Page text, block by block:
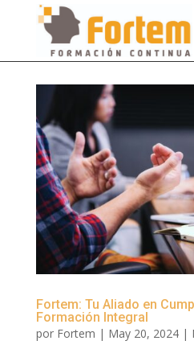
Fortem: Tu Aliado en
Formación Integral
por Fortem | May 20, 2024|